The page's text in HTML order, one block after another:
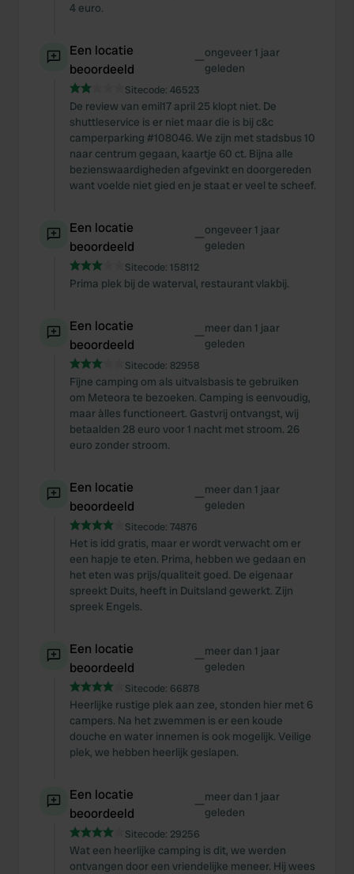
We also share information about your use of our site with
provided to them or that they’ve collected from your use
4 euro.
Een locatie
beoordeeld
—ongeveer 1 jaar
geleden
Sitecode: 46523
De review van emil17 april 25 klopt niet. De
shuttleservice is er niet maar die is bij c&c
camperparking #108046. We zijn met stadsbus 10
naar centrum gegaan, kaartje 60 ct. Bijna alle
bezienswaardigheden afgevinkt en doorgereden
want voelde niet gied en je staat er veel te scheef.
Een locatie
beoordeeld
—ongeveer 1 jaar
geleden
Sitecode: 158112
Prima plek bij de waterval, restaurant vlakbij.
Een locatie
beoordeeld
—meer dan 1 jaar
geleden
Sitecode: 82958
Fijne camping om als uitvalsbasis te gebruiken
om Meteora te bezoeken. Camping is eenvoudig,
maar àlles functioneert. Gastvrij ontvangst, wij
betaalden 28 euro voor 1 nacht met stroom. 26
euro zonder stroom.
Een locatie
beoordeeld
—meer dan 1 jaar
geleden
Sitecode: 74876
Het is idd gratis, maar er wordt verwacht om er
een hapje te eten. Prima, hebben we gedaan en
het eten was prijs/qualiteit goed. De eigenaar
spreekt Duits, heeft in Duitsland gewerkt. Zijn
spreek Engels.
Een locatie
beoordeeld
—meer dan 1 jaar
geleden
Sitecode: 66878
Heerlijke rustige plek aan zee, stonden hier met 6
campers. Na het zwemmen is er een koude
douche en water innemen is ook mogelijk. Veilige
plek, we hebben heerlijk geslapen.
Een locatie
beoordeeld
—meer dan 1 jaar
geleden
Sitecode: 29256
Wat een heerlijke camping is dit, we werden
ontvangen door een vriendelijke meneer. Hij wees